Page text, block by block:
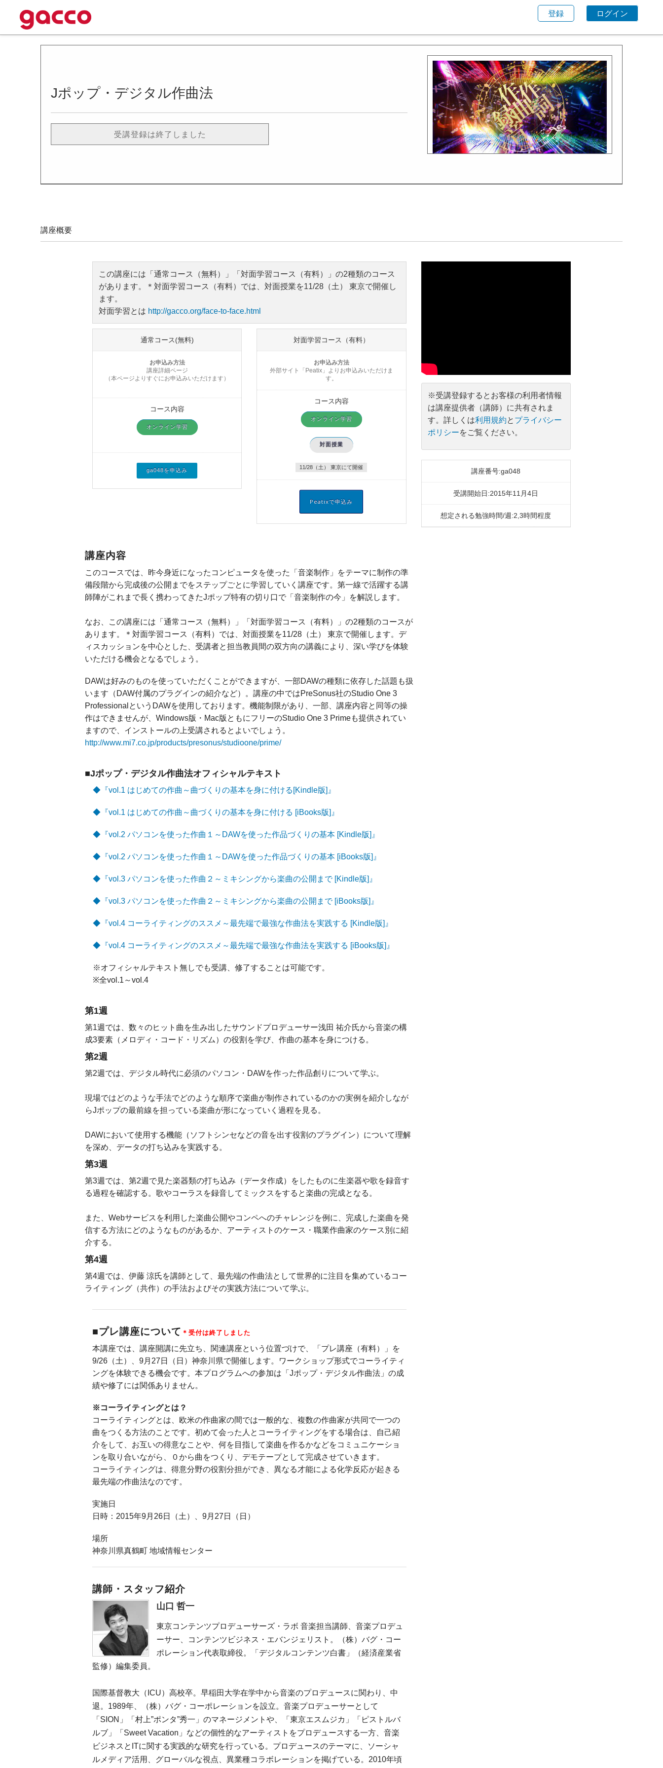
登録 ログイン
Jポップ・デジタル作曲法
受講登録は終了しました
講座概要
この講座には「通常コース（無料）」「対面学習コース（有料）」の2種類のコース
があります。＊対面学習コース（有料）では、対面授業を11/28（土） 東京で開催し
ます。
対面学習とは http://gacco.org/face-to-face.html
通常コース(無料)
お申込み方法
講座詳細ページ
（本ページよりすぐにお申込みいただけます）
コース内容
オンライン学習
ga048を申込み
対面学習コース（有料）
お申込み方法
外部サイト「Peatix」よりお申込みいただけま
す。
コース内容
オンライン学習
対面授業
11/28（土） 東京にて開催
講座内容
このコースでは、昨今身近になったコンピュータを使った「音楽制作」をテーマに制作の準
備段階から完成後の公開までをステップごとに学習していく講座です。第一線で活躍する講
師陣がこれまで長く携わってきたJポップ特有の切り口で「音楽制作の今」を解説します。
なお、この講座には「通常コース（無料）」「対面学習コース（有料）」の2種類のコースが
あります。＊対面学習コース（有料）では、対面授業を11/28（土） 東京で開催します。デ
ィスカッションを中心とした、受講者と担当教員間の双方向の講義により、深い学びを体験
いただける機会となるでしょう。
DAWは好みのものを使っていただくことができますが、一部DAWの種類に依存した話題も扱
います（DAW付属のプラグインの紹介など）。講座の中ではPreSonus社のStudio One 3
ProfessionalというDAWを使用しております。機能制限があり、一部、講座内容と同等の操
作はできませんが、Windows版・Mac版ともにフリーのStudio One 3 Primeも提供されてい
ますので、インストールの上受講されるとよいでしょう。
http://www.mi7.co.jp/products/presonus/studioone/prime/
■Jポップ・デジタル作曲法オフィシャルテキスト
◆『vol.1 はじめての作曲～曲づくりの基本を身に付ける[Kindle版]』
◆『vol.1 はじめての作曲～曲づくりの基本を身に付ける [iBooks版]』
◆『vol.2 パソコンを使った作曲１～DAWを使った作品づくりの基本 [Kindle版]』
◆『vol.2 パソコンを使った作曲１～DAWを使った作品づくりの基本 [iBooks版]』
◆『vol.3 パソコンを使った作曲２～ミキシングから楽曲の公開まで [Kindle版]』
◆『vol.3 パソコンを使った作曲２～ミキシングから楽曲の公開まで [iBooks版]』
◆『vol.4 コーライティングのススメ～最先端で最強な作曲法を実践する [Kindle版]』
◆『vol.4 コーライティングのススメ～最先端で最強な作曲法を実践する [iBooks版]』
※オフィシャルテキスト無しでも受講、修了することは可能です。
※全vol.1～vol.4
第1週
第1週では、数々のヒット曲を生み出したサウンドプロデューサー浅田 祐介氏から音楽の構
成3要素（メロディ・コード・リズム）の役割を学び、作曲の基本を身につける。
第2週
第2週では、デジタル時代に必須のパソコン・DAWを作った作品創りについて学ぶ。
現場ではどのような手法でどのような順序で楽曲が制作されているのかの実例を紹介しなが
らJポップの最前線を担っている楽曲が形になっていく過程を見る。
DAWにおいて使用する機能（ソフトシンセなどの音を出す役割のプラグイン）について理解
を深め、データの打ち込みを実践する。
第3週
第3週では、第2週で見た楽器類の打ち込み（データ作成）をしたものに生楽器や歌を録音す
る過程を確認する。歌やコーラスを録音してミックスをすると楽曲の完成となる。
また、Webサービスを利用した楽曲公開やコンペへのチャレンジを例に、完成した楽曲を発
信する方法にどのようなものがあるか、アーティストのケース・職業作曲家のケース別に紹
介する。
第4週
第4週では、伊藤 涼氏を講師として、最先端の作曲法として世界的に注目を集めているコー
ライティング（共作）の手法およびその実践方法について学ぶ。
■プレ講座について ＊受付は終了しました
本講座では、講座開講に先立ち、関連講座という位置づけで、「プレ講座（有料）」を
9/26（土）、9月27日（日）神奈川県で開催します。ワークショップ形式でコーライティ
ングを体験できる機会です。本プログラムへの参加は「Jポップ・デジタル作曲法」の成
績や修了には関係ありません。
※コーライティングとは？
コーライティングとは、欧米の作曲家の間では一般的な、複数の作曲家が共同で一つの
曲をつくる方法のことです。初めて会った人とコーライティングをする場合は、自己紹
介をして、お互いの得意なことや、何を目指して楽曲を作るかなどをコミュニケーショ
ンを取り合いながら、０から曲をつくり、デモテープとして完成させていきます。
コーライティングは、得意分野の役割分担ができ、異なる才能による化学反応が起きる
最先端の作曲法なのです。
実施日
日時：2015年9月26日（土）、9月27日（日）
場所
神奈川県真鶴町 地域情報センター
講師・スタッフ紹介
山口 哲一
東京コンテンツプロデューサーズ・ラボ 音楽担当講師、音楽プロデュ
ーサー、コンテンツビジネス・エバンジェリスト。（株）バグ・コー
ポレーション代表取締役。「デジタルコンテンツ白書」（経済産業省
監修）編集委員。
国際基督教大（ICU）高校卒。早稲田大学在学中から音楽のプロデュースに関わり、中
退。1989年、（株）バグ・コーポレーションを設立。音楽プロデューサーとして
「SION」「村上”ポンタ”秀一」のマネージメントや、「東京エスムジカ」「ピストルバ
ルブ」「Sweet Vacation」などの個性的なアーティストをプロデュースする一方、音楽
ビジネスとITに関する実践的な研究を行っている。プロデュースのテーマに、ソーシャ
ルメディア活用、グローバルな視点、異業種コラボレーションを掲げている。2010年頃
※受講登録するとお客様の利用者情報
は講座提供者（講師）に共有されま
す。詳しくは利用規約と プライバシー
ポリシーをご覧ください。
講座番号:ga048
受講開始日:2015年11月4日
想定される勉強時間/週:2,3時間程度